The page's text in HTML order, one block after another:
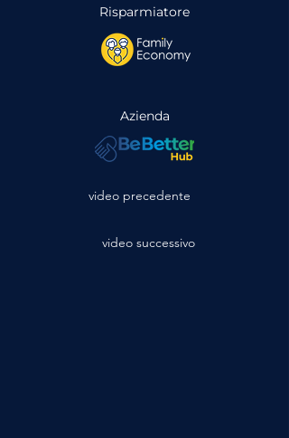
video precedente
Risparmiatore
Azienda
video successivo